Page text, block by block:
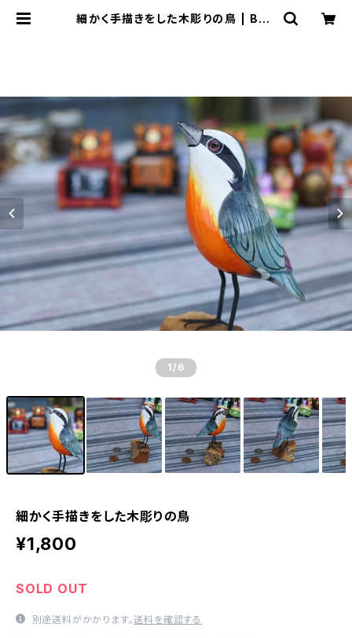
細かく手描きをした木彫りの鳥 | Bali
1 /6
細かく手描きをした木彫りの鳥
¥1,800
SOLD OUT
別途送料がかかります。送料を確認する